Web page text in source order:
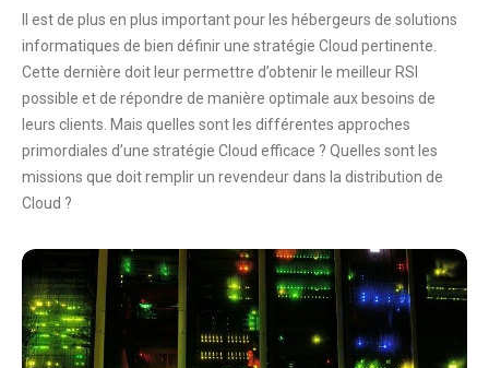
Il est de plus en plus important pour les hébergeurs de solutions
informatiques de bien définir une stratégie Cloud pertinente.
Cette dernière doit leur permettre d’obtenir le meilleur RSI
possible et de répondre de manière optimale aux besoins de
leurs clients. Mais quelles sont les différentes approches
primordiales d’une stratégie Cloud efficace ? Quelles sont les
missions que doit remplir un revendeur dans la distribution de
Cloud ?